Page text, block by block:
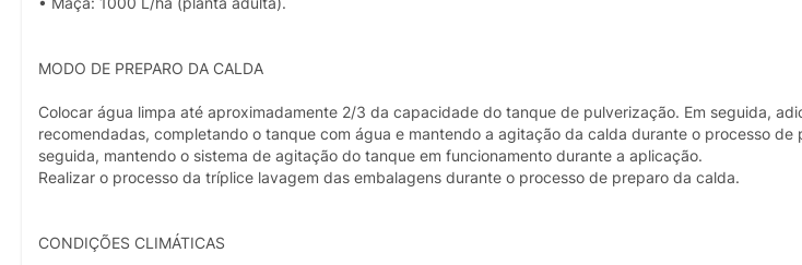
• Maçã: 1000 L/ha (planta adulta).
MODO DE PREPARO DA CALDA
Colocar água limpa até aproximadamente 2/3 da capacidade do tanque de pulverização. Em seguida,
recomendadas, completando o tanque com água e mantendo a agitação da calda durante o processo de
seguida, mantendo o sistema de agitação do tanque em funcionamento durante a aplicação.
Realizar o processo da tríplice lavagem das embalagens durante o processo de preparo da calda.
CONDIÇÕES CLIMÁTICAS